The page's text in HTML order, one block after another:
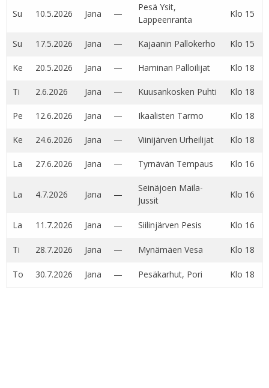
Su 10.5.2026 Jana —
Pesä Ysit,
Lappeenranta
Klo 15
Su 17.5.2026 Jana — Kajaanin Pallokerho Klo 15
Ke 20.5.2026 Jana — Haminan Palloilijat Klo 18
Ti 2.6.2026 Jana — Kuusankosken Puhti Klo 18
Pe 12.6.2026 Jana — Ikaalisten Tarmo Klo 18
Ke 24.6.2026 Jana — Viinijärven Urheilijat Klo 18
La 27.6.2026 Jana — Tyrnävän Tempaus Klo 16
La 4.7.2026 Jana —
Seinäjoen Maila-
Jussit
Klo 16
La 11.7.2026 Jana — Siilinjärven Pesis Klo 16
Ti 28.7.2026 Jana — Mynämäen Vesa Klo 18
To 30.7.2026 Jana — Pesäkarhut, Pori Klo 18